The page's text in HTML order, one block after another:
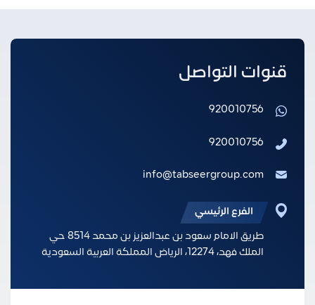
قنوات التواصل
920010756
920010756
info@tabseergroup.com
الفرع الرئيسي
طريق الامام سعود بن عبدالعزيز بن محمد 8514 حي
الملك فهد، 12274، الرياض المملكة العربية السعودية